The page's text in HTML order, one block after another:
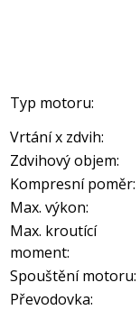
Typ motoru:
Vrtání x zdvih:
Zdvihový objem:
Kompresní poměr:
Max. výkon:
Max. kroutící
moment:
Spouštění motoru:
Převodovka: